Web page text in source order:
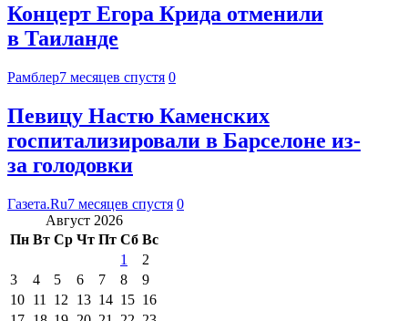
Концерт Егора Крида отменили
в Таиланде
Рамблер7 месяцев спустя 0
Певицу Настю Каменских
госпитализировали в Барселоне из-
за голодовки
Газета.Ru7 месяцев спустя 0
Август 2026
Пн Вт Ср Чт Пт Сб Вс
1
2
3
4 5 6 7 8
9
10 11 12 13 14 15 16